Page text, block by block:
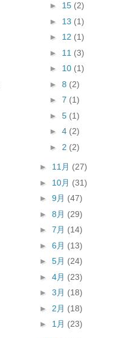
► 15 (2)
► 13 (1)
► 12 (1)
► 11 (3)
► 10 (1)
► 8 (2)
► 7 (1)
► 5 (1)
► 4 (2)
► 2 (2)
► 11月 (27)
► 10月 (31)
► 9月 (47)
► 8月 (29)
► 7月 (14)
► 6月 (13)
► 5月 (24)
► 4月 (23)
► 3月 (18)
► 2月 (18)
► 1月 (23)